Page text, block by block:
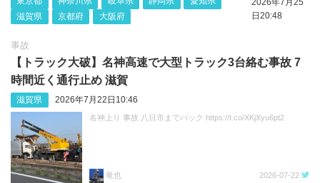
滋賀県
京都府 大阪府
日20:48
事故
【トラック大破】名神高速で大型トラック3台絡む事故 7
時間近く通行止め 滋賀
滋賀県 2026年7月22日10:46
名神上り 事故 八日市までバック https://t.co/XKjXyu6pt2
竜也 2026-07-22